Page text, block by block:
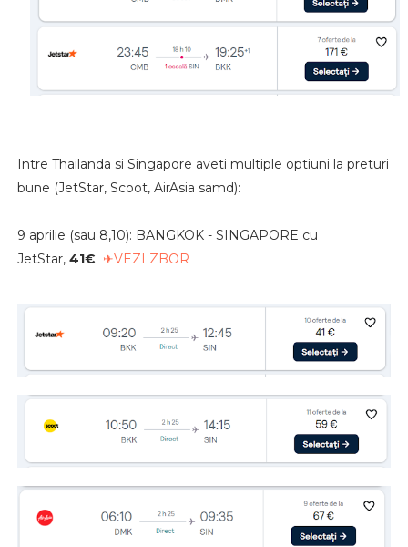
Intre Thailanda si Singapore aveti multiple optiuni la preturi
bune (JetStar, Scoot, AirAsia samd):
9 aprilie (sau 8,10): BANGKOK - SINGAPORE cu
JetStar,41€ ✈VEZI ZBOR